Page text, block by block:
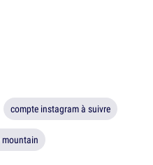
compte instagram à suivre
mountain